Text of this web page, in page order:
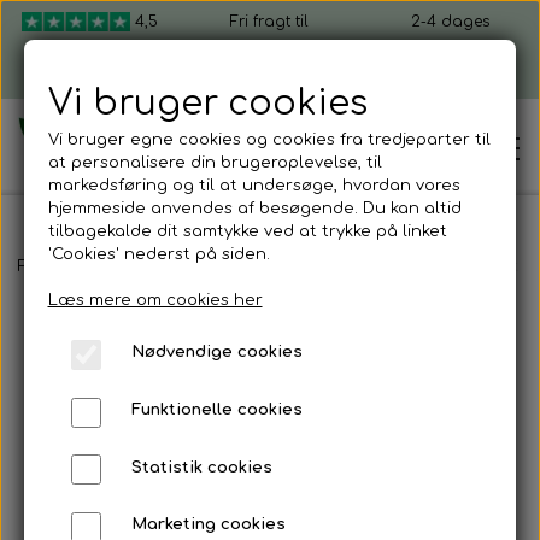
4,5
Fri fragt til
2-4 dages
levering, fra 49 kr.
Shop mikrogrønt
Dyrk selv mikrogrønt
Mikrogrønt startpakker
Mikrogrønt frø
Kom i gang
Sådan dyrker du mikrogrønt
Forside Shop mikrogrønt
Vi bruger cookies
Vi bruger egne cookies og cookies fra tredjeparter til
at personalisere din brugeroplevelse, til
markedsføring og til at undersøge, hvordan vores
hjemmeside anvendes af besøgende. Du kan altid
tilbagekalde dit samtykke ved at trykke på linket
'Cookies' nederst på siden.
Læs mere om cookies her
Nødvendige cookies
Funktionelle cookies
Statistik cookies
Marketing cookies